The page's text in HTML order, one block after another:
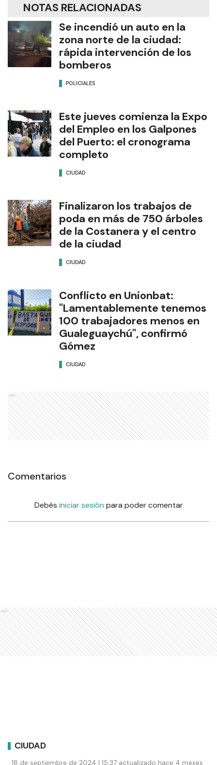
NOTAS RELACIONADAS
Se incendió un auto en la
zona norte de la ciudad:
rápida intervención de los
bomberos
POLICIALES
Este jueves comienza la Expo
del Empleo en los Galpones
del Puerto: el cronograma
completo
CIUDAD
Finalizaron los trabajos de
poda en más de 750 árboles
de la Costanera y el centro
de la ciudad
CIUDAD
Conflicto en Unionbat:
"Lamentablemente tenemos
100 trabajadores menos en
Gualeguaychú", confirmó
Gómez
CIUDAD
Ads
Comentarios
Debés iniciar sesión para poder comentar
Ads
CIUDAD
18 de septiembre de 2024 | 15:37 actualizado hace 4 meses